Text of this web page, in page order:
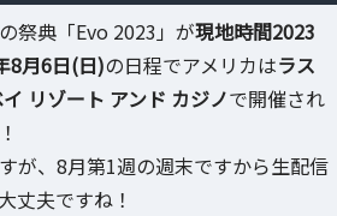
祭典「Evo 2023」が現地時間2023
8月6日(日)の日程でアメリカはラス
リゾート アンド カジノで開催され
が、8月第1週の週末ですから生配信
丈夫ですね！